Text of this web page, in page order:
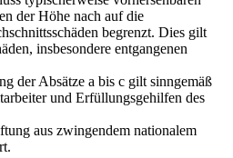
der Höhe nach auf die
begrenzt. Dies gilt
insbesondere entgangenen
der Absätze a bis c gilt sinngemäß
und Erfüllungsgehilfen des
aus zwingendem nationalem